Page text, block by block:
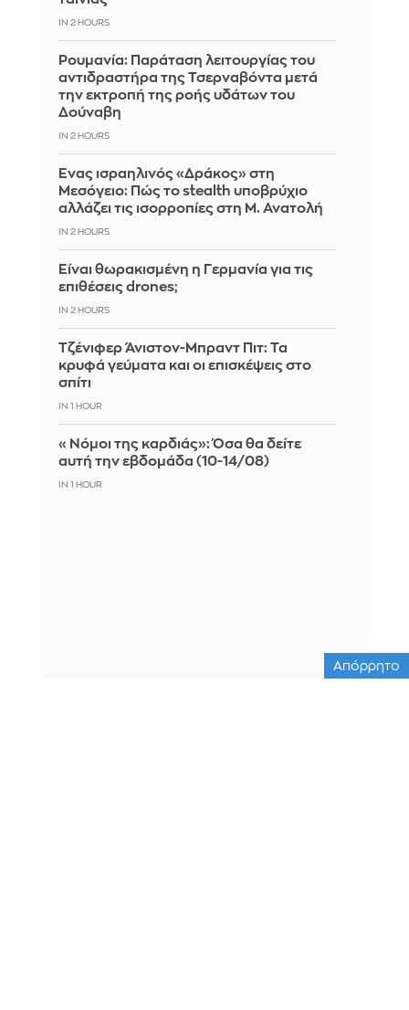
IN 2 HOURS
Ρουμανία: Παράταση λειτουργίας του
αντιδραστήρα της Τσερναβόντα μετά
την εκτροπή της ροής υδάτων του
Δούναβη
IN 2 HOURS
Ένας ισραηλινός «Δράκος» στη
Μεσόγειο: Πώς το stealth υποβρύχιο
αλλάζει τις ισορροπίες στη Μ. Ανατολή
IN 2 HOURS
Είναι θωρακισμένη η Γερμανία για τις
επιθέσεις drones;
IN 2 HOURS
Τζένιφερ Άνιστον-Μπραντ Πιτ: Τα
κρυφά γεύματα και οι επισκέψεις στο
σπίτι
IN 1 HOUR
«Νόμοι της καρδιάς»: Όσα θα δείτε
αυτή την εβδομάδα (10-14/08)
IN 1 HOUR
Απόρρητο